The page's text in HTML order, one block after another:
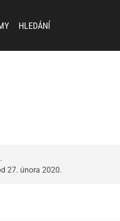
HLEDÁNÍ
27. února 2020.